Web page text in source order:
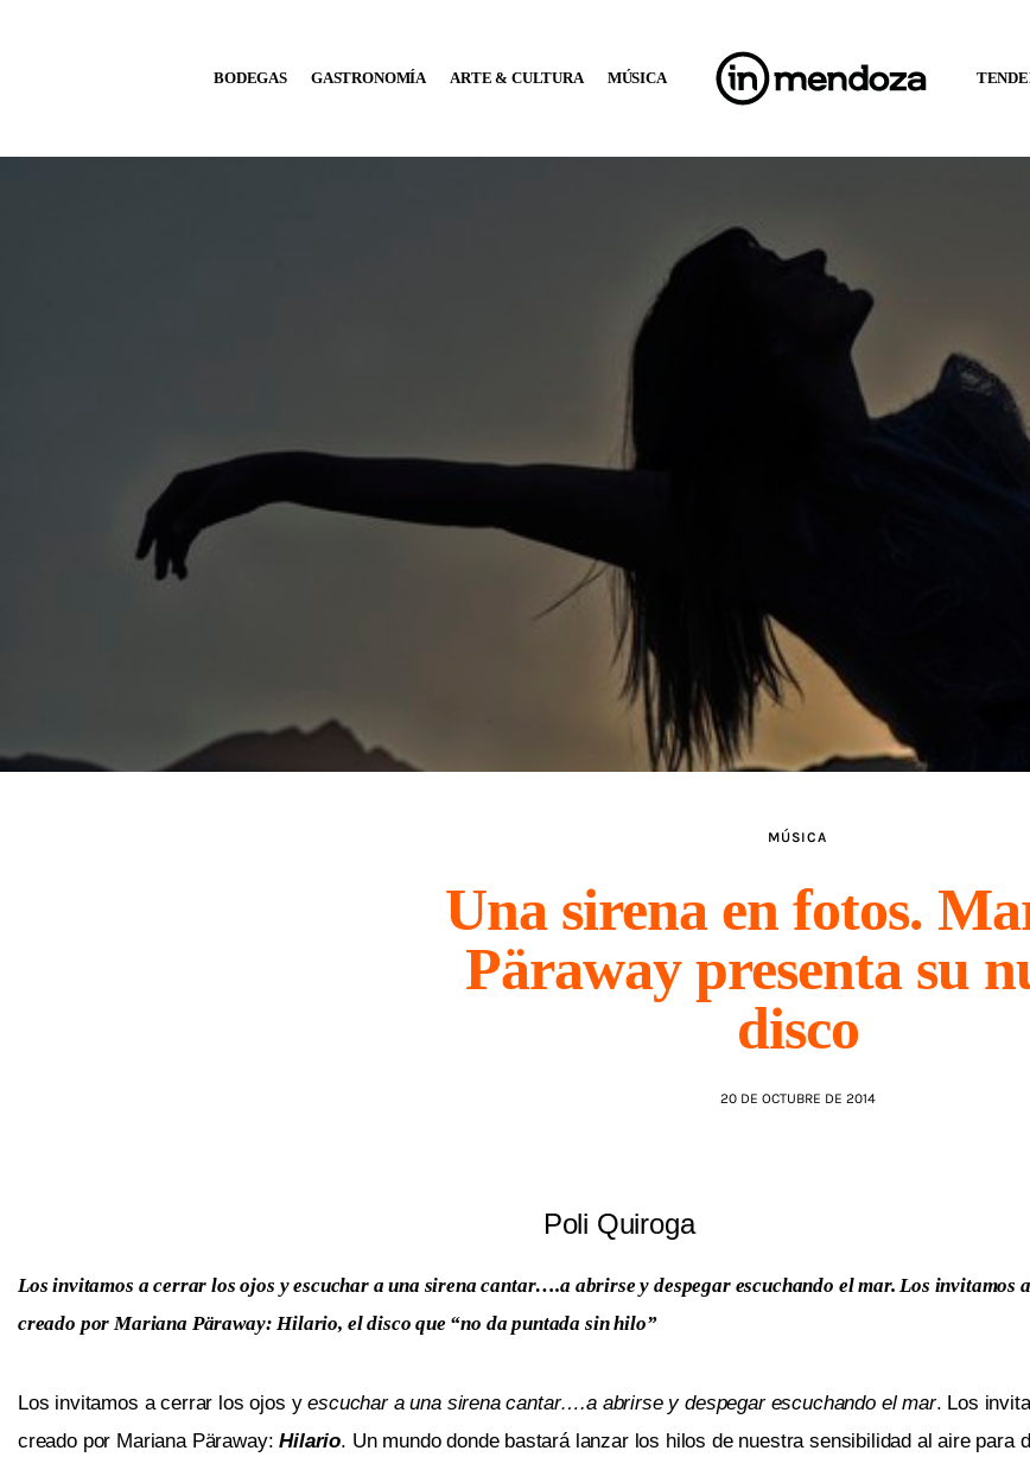
BODEGAS GASTRONOMÍA ARTE & CULTURA MÚSICA
MÚSICA
Una sirena en fotos.
Päraway presenta su
disco
20 DE OCTUBRE DE 2014
Poli Quiroga
Los invitamos a cerrar los ojos y escuchar a una sirena cantar….a abrirse y despegar escuchando el mar. Los invitamos
creado por Mariana Päraway: Hilario, el disco que “no da puntada sin hilo”
Los invitamos a cerrar los ojos yescuchar a una sirena cantar….a abrirse y despegar escuchando el mar. Los
creado por Mariana Päraway:Hilario. Un mundo donde bastará lanzar los hilos de nuestra sensibilidad al aire para